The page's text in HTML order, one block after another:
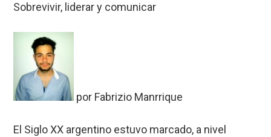
Sobrevivir, liderar y comunicar
por Fabrizio Manrrique
El Siglo XX argentino estuvo marcado, a nivel